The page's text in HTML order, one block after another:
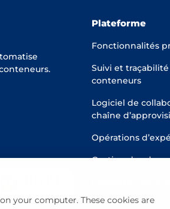
your computer. These cookies are
Plateforme
Fonctionnalités
Suivi et
conteneurs
Logiciel de
chaîne
Opérations
Gestion des
Fidélité des